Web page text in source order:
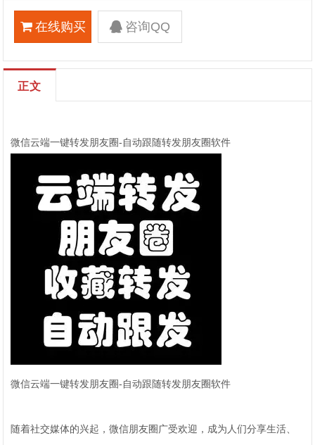
在线购买 咨询QQ
正文
微信云端一键转发朋友圈-自动跟随转发朋友圈软件
微信云端一键转发朋友圈-自动跟随转发朋友圈软件
随着社交媒体的兴起，微信朋友圈广受欢迎，成为人们分享生活、